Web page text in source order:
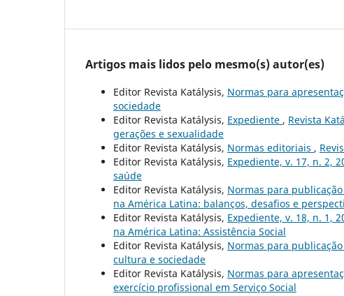
Artigos mais lidos pelo mesmo(s) autor(es)
Editor Revista Katálysis, Normas para
sociedade
Editor Revista Katálysis, Expediente , Revista
gerações e sexualidade
Editor Revista Katálysis, Normas editoriais ,
Editor Revista Katálysis, Expediente, v. 17, n. 2,
saúde
Editor Revista Katálysis, Normas para
na América Latina: balanços, desafios e
Editor Revista Katálysis, Expediente, v. 18, n. 1,
na América Latina: Assistência Social
Editor Revista Katálysis, Normas para
cultura e sociedade
Editor Revista Katálysis, Normas para
exercício profissional em Serviço Social